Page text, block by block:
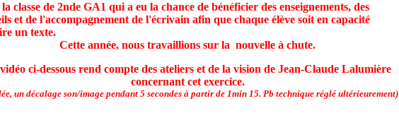
classe de 2nde GA1 qui a eu la chance de bénéficier des enseignements, des
et de l'accompagnement de l'écrivain afin que chaque élève soit en capacité
un texte.
Cette année, nous travaillions sur la nouvelle à chute.
ci-dessous rend compte des ateliers et de la vision de Jean-Claude Lalumière
concernant cet exercice.
un décalage son/image pendant 5 secondes à partir de 1min 15. Pb technique réglé ultérieurement)